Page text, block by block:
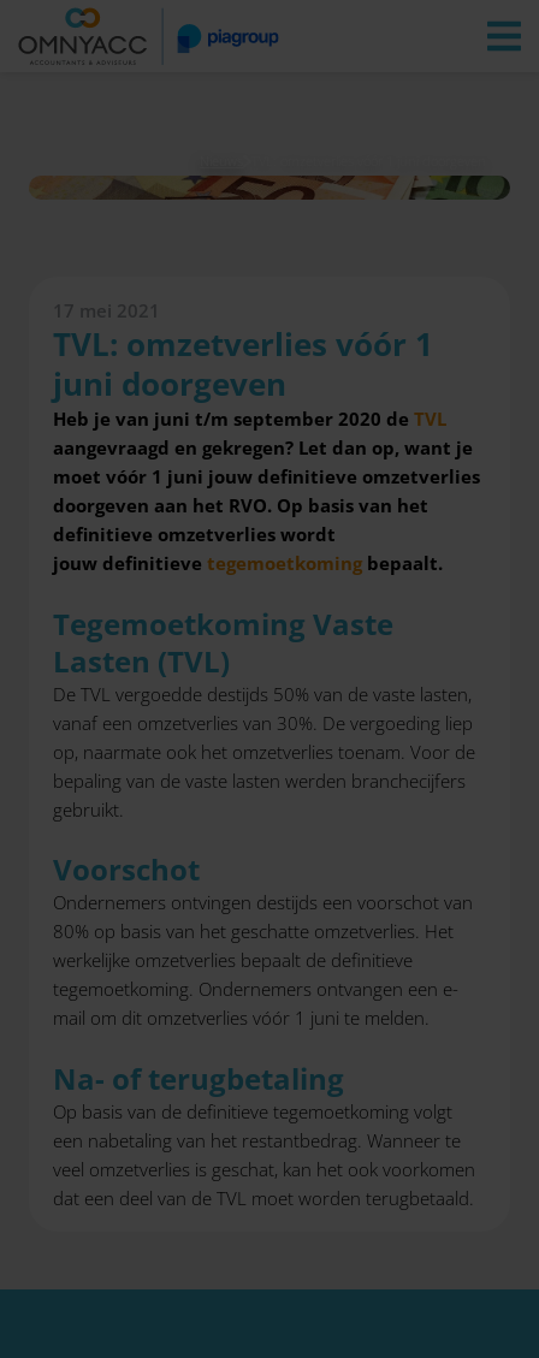
Vestigingen Zoeken
17 mei 2021
TVL: omzetverlies vóór 1
juni doorgeven
Heb je van juni t/m september 2020 de TVL
aangevraagd en gekregen? Let dan op, want je
moet vóór 1 juni jouw definitieve omzetverlies
doorgeven aan het RVO. Op basis van het
definitieve omzetverlies wordt
jouw definitieve tegemoetkoming bepaalt.
Tegemoetkoming Vaste
Lasten (TVL)
De TVL vergoedde destijds 50% van de vaste lasten,
vanaf een omzetverlies van 30%. De vergoeding liep
op, naarmate ook het omzetverlies toenam. Voor de
bepaling van de vaste lasten werden branchecijfers
gebruikt.
Voorschot
Ondernemers ontvingen destijds een voorschot van
80% op basis van het geschatte omzetverlies. Het
werkelijke omzetverlies bepaalt de definitieve
tegemoetkoming. Ondernemers ontvangen een e-
mail om dit omzetverlies vóór 1 juni te melden.
Na- of terugbetaling
Op basis van de definitieve tegemoetkoming volgt
een nabetaling van het restantbedrag. Wanneer te
veel omzetverlies is geschat, kan het ook voorkomen
dat een deel van de TVL moet worden terugbetaald.